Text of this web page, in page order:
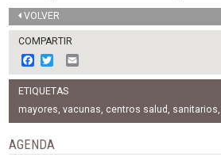
VOLVER
COMPARTIR
F
a
c
e
b
o
o
k
w
i
t
t
e
m
l
ETIQUETAS
mayores,vacunas, centros salud , sanitarios,
AGENDA